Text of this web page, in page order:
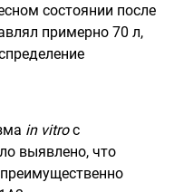
состоянии после
примерно 70 л,
in vitro с
выявлено, что